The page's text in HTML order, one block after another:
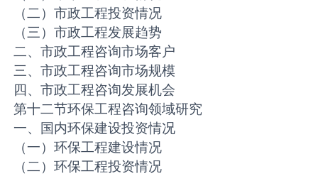
（二）市政工程投资情况
（三）市政工程发展趋势
二、市政工程咨询市场客户
三、市政工程咨询市场规模
四、市政工程咨询发展机会
第十二节环保工程咨询领域研究
一、国内环保建设投资情况
（一）环保工程建设情况
（二）环保工程投资情况